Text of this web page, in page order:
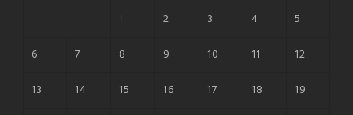
2 3 4
5
6
7 8 9 10 11
12
13
14 15 16 17 18
19